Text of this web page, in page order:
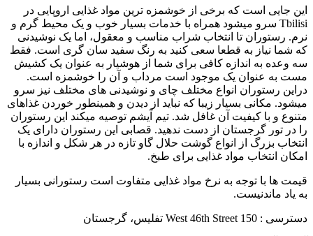
این جایی است که برخی از خوشمزه ترین مواد غذایی اروپایی در
Tbilisi سرو میشود همراه با خدمات بسیار خوب و یک محیط گرم و
نرم. رستوران تا انتخاب شراب مناسب و معقول، اما یک نوشیدنی
که شما نیاز به قطعا سعی کنید به رنگ سفید سان گری است. فقط
سه وعده به اندازه کافی برای شما از هوشیار به عنوان یک کشیش
مست به عنوان یک موجود است مرداب و آن را خوشمزه است.
دراین رستوران انواع مختلف چای و نوشیدنی های مختلف نیز سرو
میشود. مکانی بسیار زیبا که نباید از دیدن و همینطور خوردن غذاهای
متنوع و با کیفیت آن غافل شد. تیم آیشم توصیه میکند این رستوران
را در تور گرجستان از دست ندهید. قصابی این رستوران دارای یک
انتخاب بزرگ از انواع گوشت حلال گاو تازه در هر شکل و اندازه با
امکان انتخاب مواد غذایی برای طبخ.
قیمت ها با توجه به نرخ مواد غذایی متفاوت است رستورانی بسیار
به یاد ماندنیست.
دسترسی : 150 West 46th Street تفلیس، گرجستان